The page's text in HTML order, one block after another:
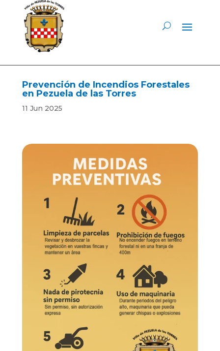
Prevención de Incendios Forestales
en Pezuela de las Torres
11 Jun 2025